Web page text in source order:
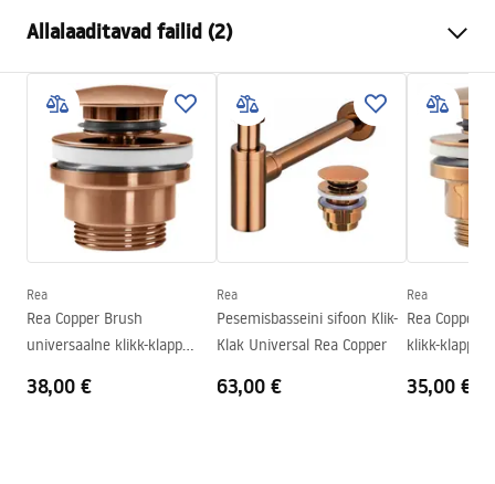
Materjal
Värv
Roheline
Lõpeta
Matt
Pikkus
370mm
Laius
370
Kõrgus
Sügavus
Kuju
Kraani auk
Ei
Allalaaditavad failid (2)
Kokkupaneku juhised
Basin.pdf
Garantiitingimused
Warranty_Terms_and_Conditions_Basins_-_5.pdf
Rea
Rea Copper Brush
universaalne klikk-klapp
38,00 €
Rea
Pesemisbasseini sifoon Klik-
Klak Universal Rea Copper
63,00 €
Rea
Rea Copper
klikk-klapp
35,00 €